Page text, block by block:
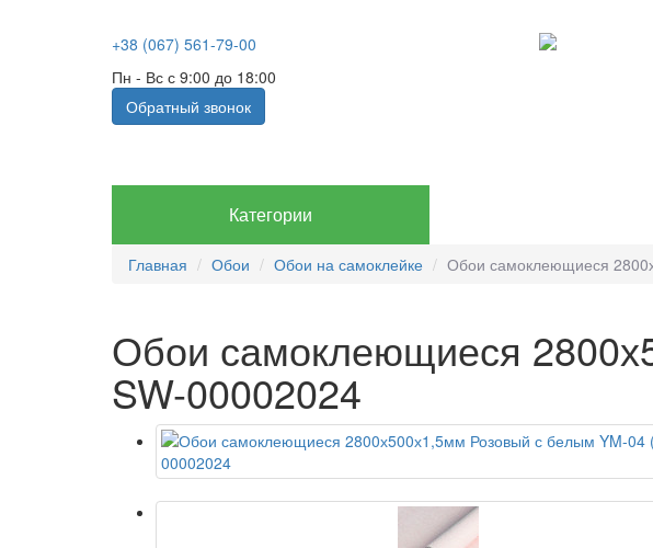
+38 (067) 561-79-00
Пн - Вс с 9:00 до 18:00
Обратный звонок
Категории
Главная Обои Обои на самоклейке Обои самоклеющиеся
Обои самоклеющиеся
SW-00002024